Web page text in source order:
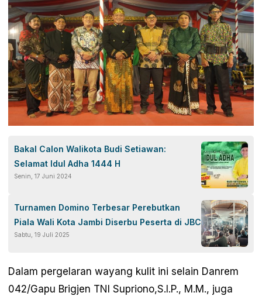
Bakal Calon Walikota Budi Setiawan:
Selamat Idul Adha 1444 H
Senin, 17 Juni 2024
Turnamen Domino Terbesar Perebutkan
Piala Wali Kota Jambi Diserbu Peserta di JBC
Sabtu, 19 Juli 2025
Dalam pergelaran wayang kulit ini selain Danrem
042/Gapu Brigjen TNI Supriono,S.I.P., M.M., juga